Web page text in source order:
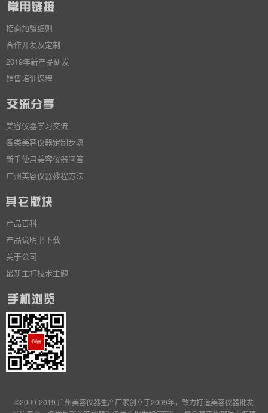
招商加盟细则
合作开发及定制
2019年新产品研发
销售培训课程
美容仪器学习交流
各类美容仪器定制步骤
新手使用美容仪器问答
广州美容仪器教程方法
产品百科
产品说明书下载
关于公司
最新主打技术主题
©2009-2019 广州美容仪器生产厂家创立于2009年，致力打造美容仪器批发